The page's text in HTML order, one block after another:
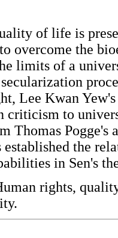
of life is
overcome the
limits of a
Lee Kwan
criticism to
Thomas Pogge's
the
in Sen's
rights,